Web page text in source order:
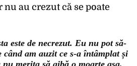
au crezut că se poate
este de necrezut. Eu nu pot să-
am auzit ce s-a întâmplat și